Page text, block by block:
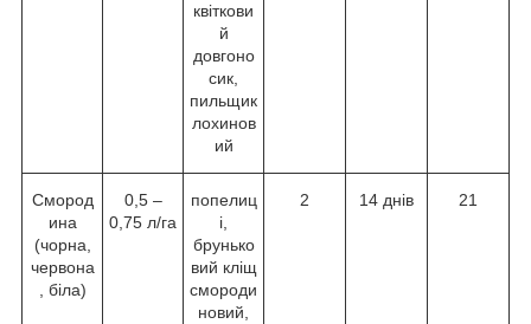
квіткови
й
довгоно
сик,
пильщик
лохинов
ий
Смород
ина
(чорна,
червона
, біла)
0,5 –
0,75 л/га
попелиц
і,
брунько
вий кліщ
смороди
новий,
2 14 днів 21